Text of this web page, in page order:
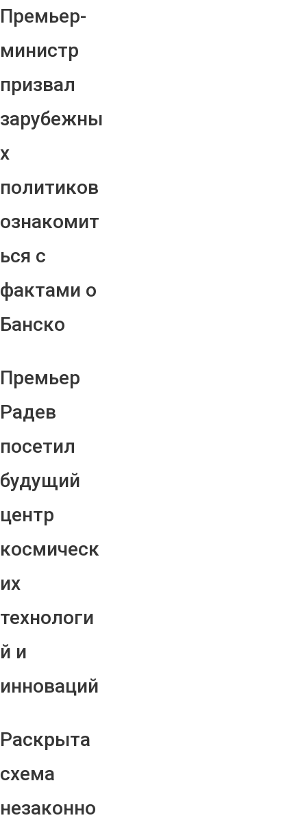
Премьер-
министр
призвал
зарубежны
х
политиков
ознакомит
ься с
фактами о
Банско
Премьер
Радев
посетил
будущий
центр
космическ
их
технологи
й и
инноваций
Раскрыта
схема
незаконно